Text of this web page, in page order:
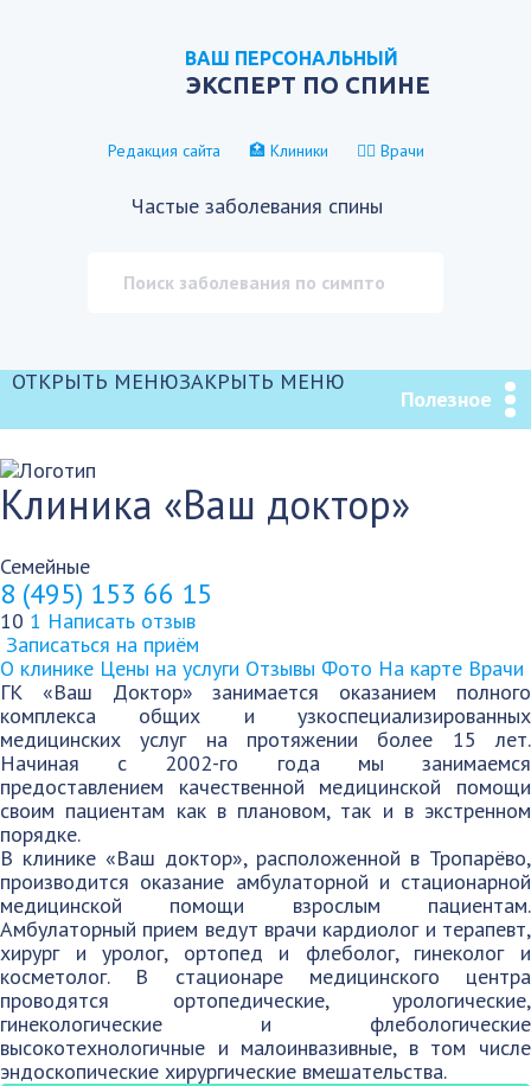
ВАШ ПЕРСОНАЛЬНЫЙ
ЭКСПЕРТ ПО СПИНЕ
Редакция сайта 🏥 Клиники 👨‍⚕️ Врачи
Частые заболевания спины
ОТКРЫТЬ МЕНЮЗАКРЫТЬ МЕНЮ
Полезное
Клиника «Ваш доктор»
Семейные
8 (495) 153 66 15
10 1 Написать отзыв
Записаться на приём
О клинике Цены на услуги Отзывы Фото На карте Врачи
ГК «Ваш Доктор» занимается оказанием полного
комплекса общих и узкоспециализированных
медицинских услуг на протяжении более 15 лет.
Начиная с 2002-го года мы занимаемся
предоставлением качественной медицинской помощи
своим пациентам как в плановом, так и в экстренном
порядке.
В клинике «Ваш доктор», расположенной в Тропарёво,
производится оказание амбулаторной и стационарной
медицинской помощи взрослым пациентам.
Амбулаторный прием ведут врачи кардиолог и терапевт,
хирург и уролог, ортопед и флеболог, гинеколог и
косметолог. В стационаре медицинского центра
проводятся ортопедические, урологические,
гинекологические и флебологические
высокотехнологичные и малоинвазивные, в том числе
эндоскопические хирургические вмешательства.